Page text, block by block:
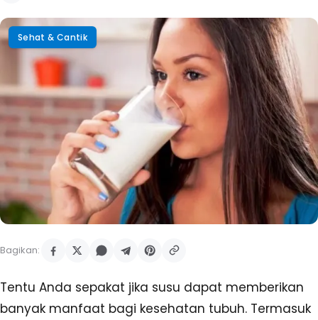
Sehat & Cantik
Bagikan:
Tentu Anda sepakat jika susu dapat memberikan
banyak manfaat bagi kesehatan tubuh. Termasuk